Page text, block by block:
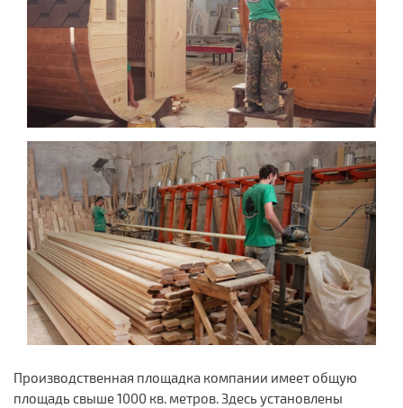
Производственная площадка компании имеет общую
площадь свыше 1000 кв. метров. Здесь установлены